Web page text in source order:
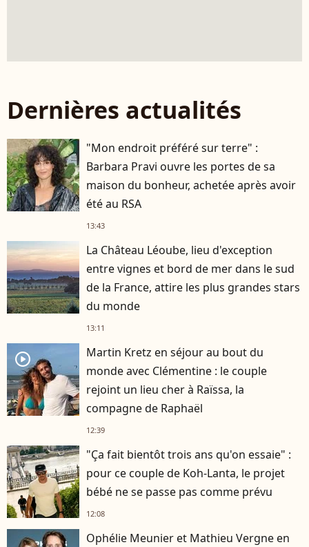
Dernières actualités
"Mon endroit préféré sur terre" :
Barbara Pravi ouvre les portes de sa
maison du bonheur, achetée après avoir
été au RSA
13:43
La Château Léoube, lieu d'exception
entre vignes et bord de mer dans le sud
de la France, attire les plus grandes stars
du monde
13:11
player2
Martin Kretz en séjour au bout du
monde avec Clémentine : le couple
rejoint un lieu cher à Raïssa, la
compagne de Raphaël
12:39
"Ça fait bientôt trois ans qu'on essaie" :
pour ce couple de Koh-Lanta, le projet
bébé ne se passe pas comme prévu
12:08
Ophélie Meunier et Mathieu Vergne en